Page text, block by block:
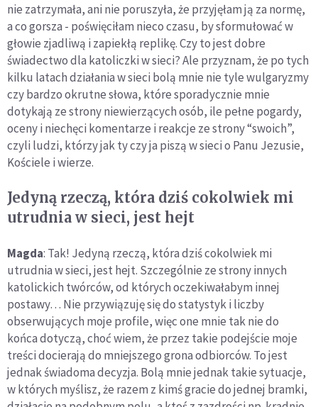
nie zatrzymała, ani nie poruszyła, że przyjęłam ją za normę,
a co gorsza - poświęciłam nieco czasu, by sformułować w
głowie zjadliwą i zapiekłą replikę. Czy to jest dobre
świadectwo dla katoliczki w sieci? Ale przyznam, że po tych
kilku latach działania w sieci bolą mnie nie tyle wulgaryzmy
czy bardzo okrutne słowa, które sporadycznie mnie
dotykają ze strony niewierzących osób, ile pełne pogardy,
oceny i niechęci komentarze i reakcje ze strony “swoich”,
czyli ludzi, którzy jak ty czy ja piszą w sieci o Panu Jezusie,
Kościele i wierze.
Jedyną rzeczą, która dziś cokolwiek mi
utrudnia w sieci, jest hejt
Magda: Tak! Jedyną rzeczą, która dziś cokolwiek mi
utrudnia w sieci, jest hejt. Szczególnie ze strony innych
katolickich twórców, od których oczekiwałabym innej
postawy… Nie przywiązuję się do statystyk i liczby
obserwujących moje profile, więc one mnie tak nie do
końca dotyczą, choć wiem, że przez takie podejście moje
treści docierają do mniejszego grona odbiorców. To jest
jednak świadoma decyzja. Bolą mnie jednak takie sytuacje,
w których myślisz, że razem z kimś gracie do jednej bramki,